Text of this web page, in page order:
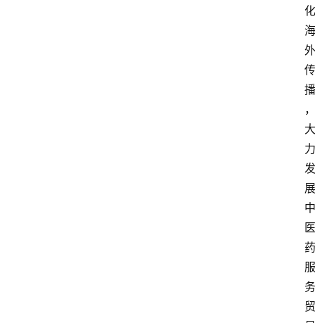
化
海
外
传
播
，
大
力
发
展
中
医
药
服
务
贸